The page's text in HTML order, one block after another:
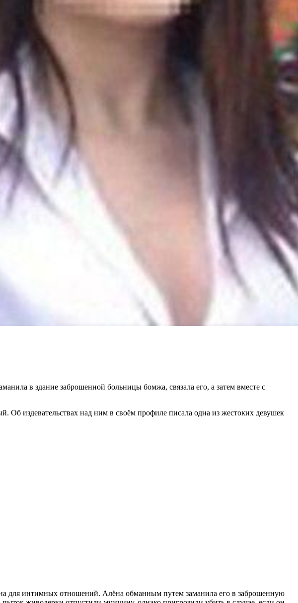
в здание заброшенной больницы бомжа, связала его, а затем вместе с
издевательствах над ним в своём профиле писала одна из жестоких девушек
для интимных отношений. Алёна обманным путем заманила его в заброшенную